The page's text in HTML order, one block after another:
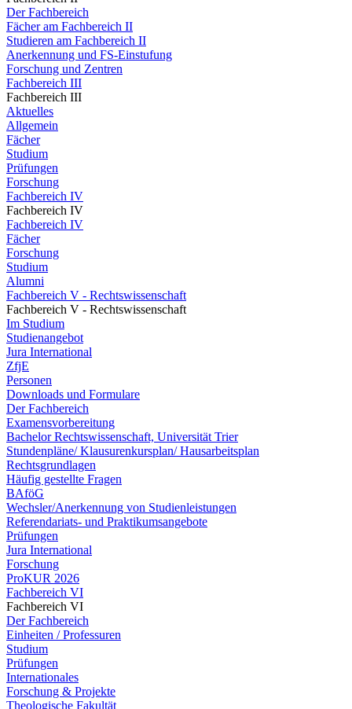
Der Fachbereich
Fächer am Fachbereich II
Studieren am Fachbereich II
Anerkennung und FS-Einstufung
Forschung und Zentren
Fachbereich III
Fachbereich III
Aktuelles
Allgemein
Fächer
Studium
Prüfungen
Forschung
Fachbereich IV
Fachbereich IV
Fachbereich IV
Fächer
Forschung
Studium
Alumni
Fachbereich V - Rechtswissenschaft
Fachbereich V - Rechtswissenschaft
Im Studium
Studienangebot
Jura International
ZfjE
Personen
Downloads und Formulare
Der Fachbereich
Examensvorbereitung
Bachelor Rechtswissenschaft, Universität Trier
Stundenpläne/ Klausurenkursplan/ Hausarbeitsplan
Rechtsgrundlagen
Häufig gestellte Fragen
BAföG
Wechsler/Anerkennung von Studienleistungen
Referendariats- und Praktikumsangebote
Prüfungen
Jura International
Forschung
ProKUR 2026
Fachbereich VI
Fachbereich VI
Der Fachbereich
Einheiten / Professuren
Studium
Prüfungen
Internationales
Forschung & Projekte
Theologische Fakultät